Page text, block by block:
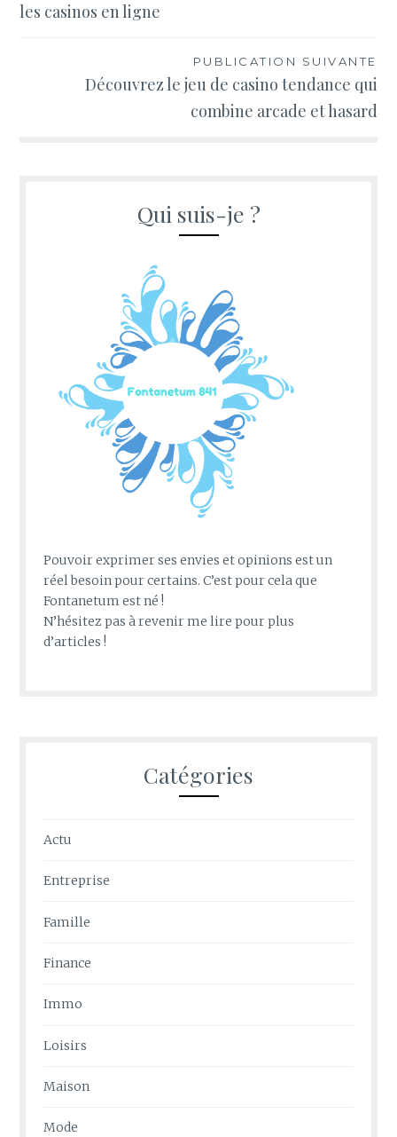
les casinos en ligne
PUBLICATION SUIVANTE
Découvrez le jeu de casino tendance qui
combine arcade et hasard
Qui suis-je ?
Pouvoir exprimer ses envies et opinions est un
réel besoin pour certains. C’est pour cela que
Fontanetum est né !
N’hésitez pas à revenir me lire pour plus
d’articles !
Catégories
Actu
Entreprise
Famille
Finance
Immo
Loisirs
Maison
Mode